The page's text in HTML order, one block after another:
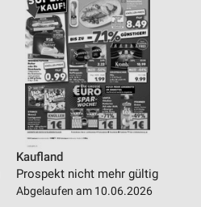
Kaufland
Prospekt nicht mehr gültig
Abgelaufen am 10.06.2026